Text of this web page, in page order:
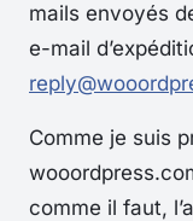
mails envoyés
e-mail
Comme je suis
comme il faut,